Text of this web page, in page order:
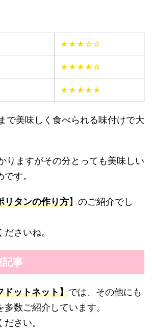
★★★☆☆
★★★★☆
★★★★★
で美味しく食べられる味付けで大
りますがその分とっても美味しい
す。
リタンの作り方】のご紹介でし
さいね。
記事
ドットネット】では、その他にも
数ご紹介しています。
さい。